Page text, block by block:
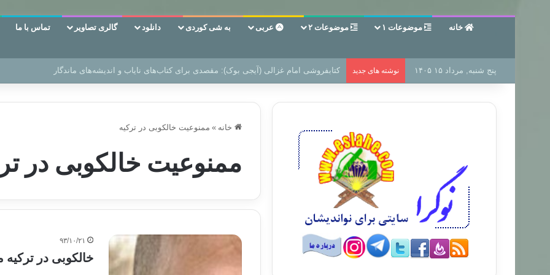
خانه موضوعات ۱ موضوعات ۲ عربی به شی کوردی دانلود گالری تصاویر تماس با ما
پنج شنبه, مرداد ۱۵ ۱۴۰۵ نوشته های جدید سر دفتر فساد در زمین‌، دوری وکناره‌گیری از راه خداست‌!
خانه » ممنوعیت خالکوبی در ترکیه
ممنوعیت خالکوبی در
۹۳/۱۰/۲۱
خالکوبی در